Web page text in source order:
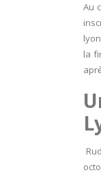
Au
la